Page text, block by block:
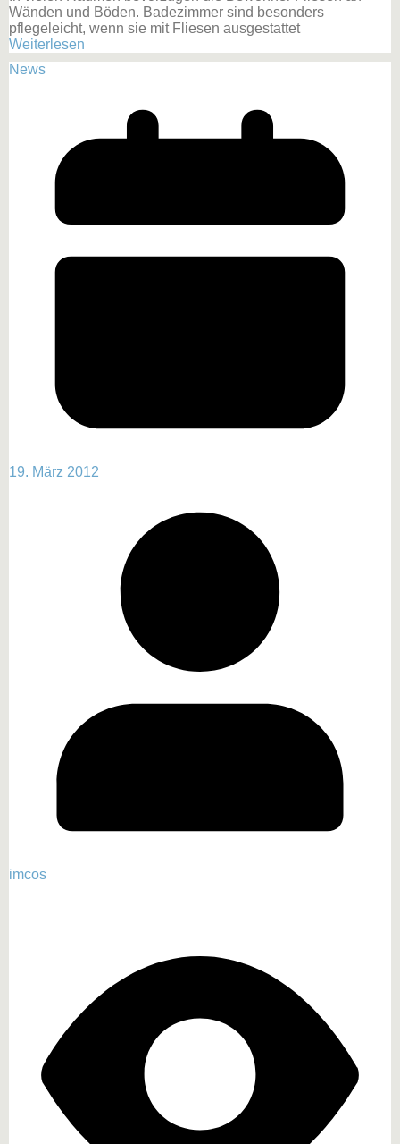
Wänden und Böden. Badezimmer sind besonders
pflegeleicht, wenn sie mit Fliesen ausgestattet
Weiterlesen
News
19. März 2012
imcos